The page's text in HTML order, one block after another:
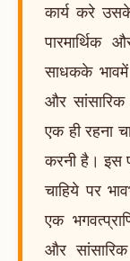
कार्य करे
पारमार्थिक
साधकके भावमें
और
एक ही रहना
करनी है। इस
चाहिये पर
एक
और